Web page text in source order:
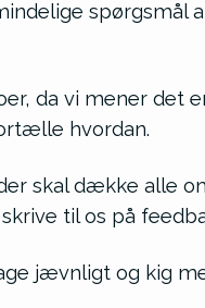
spørgsmål
da vi mener det
hvordan.
skal dække alle
til os på
jævnligt og kig